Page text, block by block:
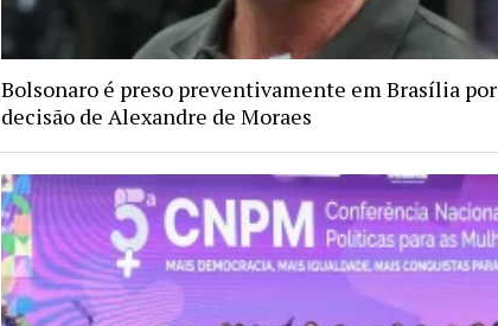
Bolsonaro é preso preventivamente em Brasília por
decisão de Alexandre de Moraes